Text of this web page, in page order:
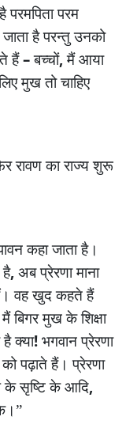
है परमपिता परम
जाता है परन्तु उनको
हैं–बच्चों,मैं आया
मुख तो चाहिए
रावण का राज्य शुरू
कहा जाता है।
है, अब प्रेरणा माना
वह खुद कहते हैं
मैं बिगर मुख के शिक्षा
है क्या! भगवान प्रेरणा
को पढ़ाते हैं। प्रेरणा
के सृष्टि के आदि,